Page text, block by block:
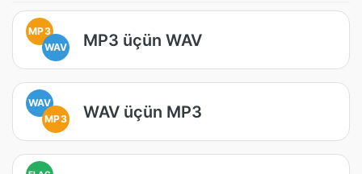
MP3
WAV
MP3 üçün WAV
WAV
MP3
WAV üçün MP3